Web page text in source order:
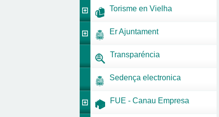
Torisme en Vielha
Er Ajuntament
Transparéncia
Sedença electronica
FUE - Canau Empresa